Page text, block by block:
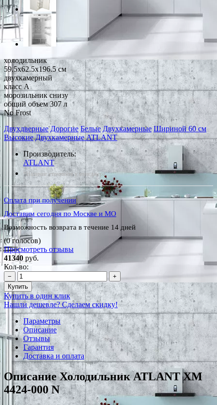
холодильник
59.5x62.5x196.5 см
двухкамерный
класс A
морозильник снизу
общий объем 307 л
No Frost
Двухдверные Дорогие Белые Двухкамерные Шириной 60 см
Высокие Двухкамерные ATLANT
Производитель:
ATLANT
*Наличие уточняйте у менеджера
Оплата при получении
Доставим сегодня по Москве и МО
Возможность возврата в течение 14 дней
(0 голосов)
Просмотреть отзывы
41340 руб.
Кол-во:
−
+
Купить
Купить в один клик
Нашли дешевле? Сделаем скидку!
Параметры
Описание
Отзывы
Гарантия
Доставка и оплата
Описание Холодильник ATLANT ХМ
4424-000 N